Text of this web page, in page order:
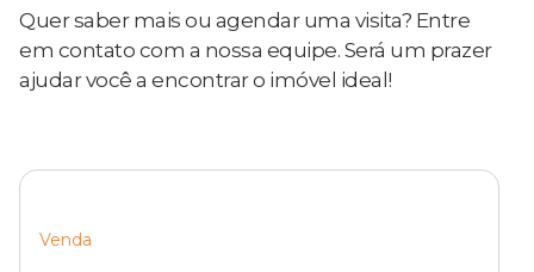
Quer saber mais ou agendar uma visita? Entre
em contato com a nossa equipe. Será um prazer
ajudar você a encontrar o imóvel ideal!
Venda